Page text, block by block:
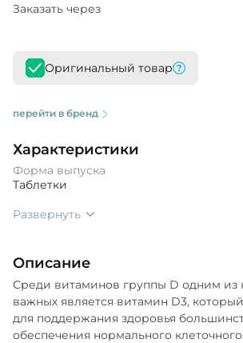
Заказать через
Оригинальный товар
перейти в бренд
Характеристики
Форма выпуска
Таблетки
Развернуть
Описание
Среди витаминов группы D одним из
важных является витамин D3,
для поддержания здоровья
обеспечения нормального